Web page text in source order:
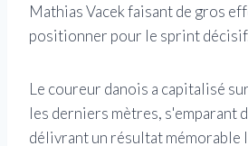
Mathias Vacek faisant de gros
positionner pour le sprint
Le coureur danois a capitalisé
les derniers mètres, s'emparant
délivrant un résultat mémorable